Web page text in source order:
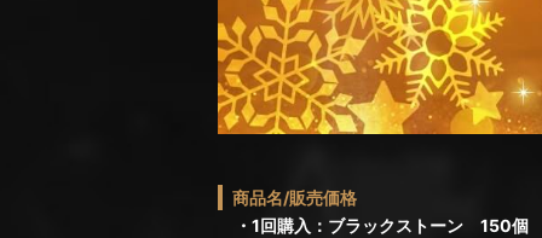
商品名/販売価格
・1回購入：ブラックストーン 150個